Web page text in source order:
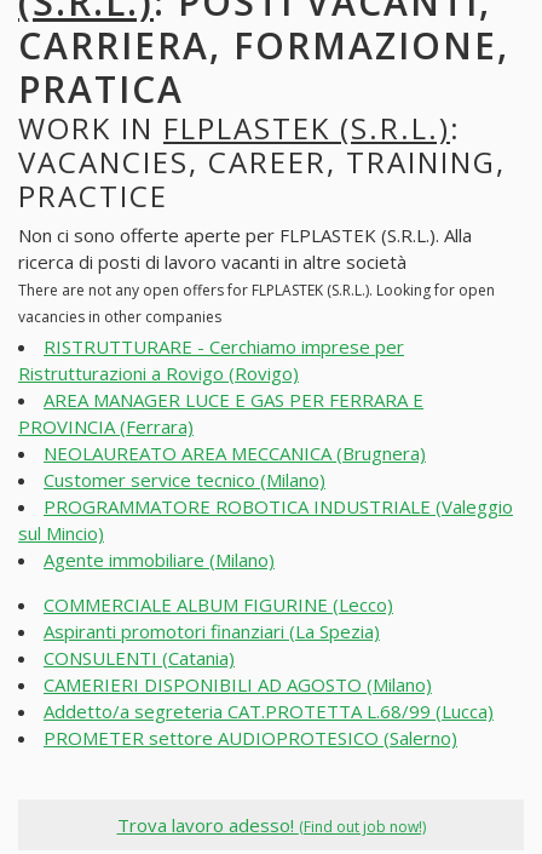
CARRIERA, FORMAZIONE,
PRATICA
WORK IN FLPLASTEK (S.R.L.):
VACANCIES, CAREER, TRAINING,
PRACTICE
Non ci sono offerte aperte per FLPLASTEK (S.R.L.). Alla
ricerca di posti di lavoro vacanti in altre società
There are not any open offers for FLPLASTEK (S.R.L.). Looking for open
vacancies in other companies
RISTRUTTURARE - Cerchiamo imprese per
Ristrutturazioni a Rovigo (Rovigo)
AREA MANAGER LUCE E GAS PER FERRARA E
PROVINCIA (Ferrara)
NEOLAUREATO AREA MECCANICA (Brugnera)
Customer service tecnico (Milano)
PROGRAMMATORE ROBOTICA INDUSTRIALE (Valeggio
sul Mincio)
Agente immobiliare (Milano)
COMMERCIALE ALBUM FIGURINE (Lecco)
Aspiranti promotori finanziari (La Spezia)
CONSULENTI (Catania)
CAMERIERI DISPONIBILI AD AGOSTO (Milano)
Addetto/a segreteria CAT.PROTETTA L.68/99 (Lucca)
PROMETER settore AUDIOPROTESICO (Salerno)
Trova lavoro adesso! (Find out job now!)